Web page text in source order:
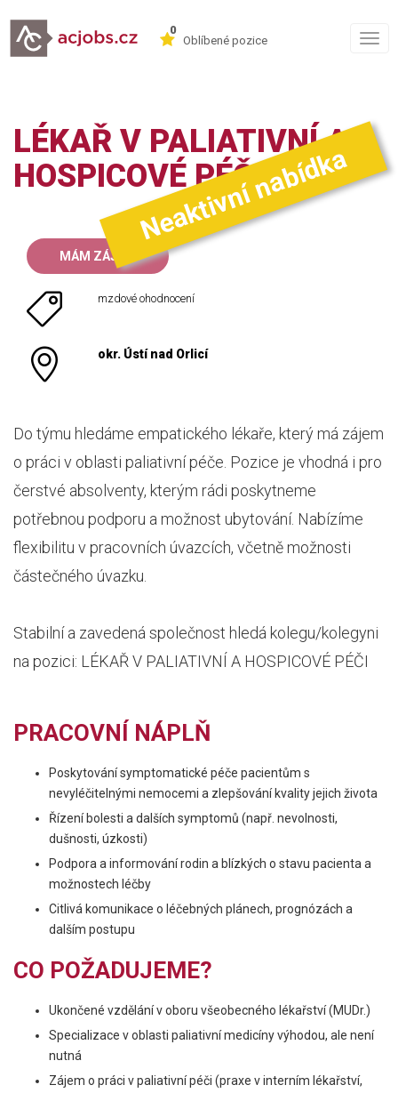
0
Oblíbené pozice
LÉKAŘ V PALIATIVNÍ A
HOSPICOVÉ PÉČI
Neaktivní nabídka
MÁM ZÁJEM
mzdové ohodnocení
okr. Ústí nad Orlicí
Do týmu hledáme empatického lékaře, který má zájem
o práci v oblasti paliativní péče. Pozice je vhodná i pro
čerstvé absolventy, kterým rádi poskytneme
potřebnou podporu a možnost ubytování. Nabízíme
flexibilitu v pracovních úvazcích, včetně možnosti
částečného úvazku.
Stabilní a zavedená společnost hledá kolegu/kolegyni
na pozici: LÉKAŘ V PALIATIVNÍ A HOSPICOVÉ PÉČI
PRACOVNÍ NÁPLŇ
Poskytování symptomatické péče pacientům s
nevyléčitelnými nemocemi a zlepšování kvality jejich života
Řízení bolesti a dalších symptomů (např. nevolnosti,
dušnosti, úzkosti)
Podpora a informování rodin a blízkých o stavu pacienta a
možnostech léčby
Citlivá komunikace o léčebných plánech, prognózách a
dalším postupu
CO POŽADUJEME?
Ukončené vzdělání v oboru všeobecného lékařství (MUDr.)
Specializace v oblasti paliativní medicíny výhodou, ale není
nutná
Zájem o práci v paliativní péči (praxe v interním lékařství,